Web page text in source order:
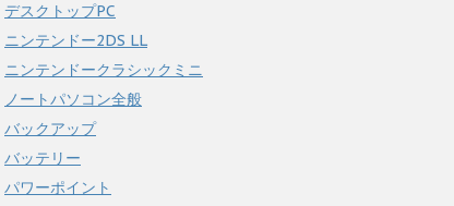
デスクトップPC
ニンテンドー2DS LL
ニンテンドークラシックミニ
ノートパソコン全般
バックアップ
バッテリー
パワーポイント